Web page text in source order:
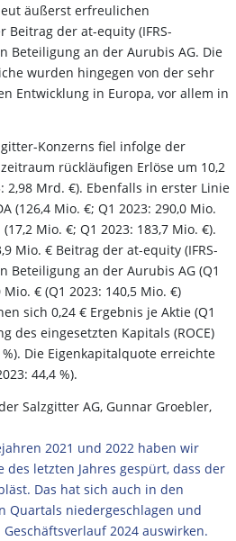
äußerst erfreulichen
der at-equity (IFRS-
Beteiligung an der Aurubis AG. Die
wurden hingegen von der sehr
Entwicklung in Europa, vor allem in
Konzerns fiel infolge der
rückläufigen Erlöse um 10,2
2,98 Mrd. €). Ebenfalls in erster Linie
(126,4 Mio. €; Q1 2023: 290,0 Mio.
Mio. €; Q1 2023: 183,7 Mio. €).
Mio. € Beitrag der at-equity (IFRS-
Beteiligung an der Aurubis AG (Q1
€ (Q1 2023: 140,5 Mio. €)
sich 0,24 € Ergebnis je Aktie (Q1
des eingesetzten Kapitals (ROCE)
%). Die Eigenkapitalquote erreichte
44,4 %).
Salzgitter AG, Gunnar Groebler,
2021 und 2022 haben wir
letzten Jahres gespürt, dass der
Das hat sich auch in den
Quartals niedergeschlagen und
2024 auswirken.